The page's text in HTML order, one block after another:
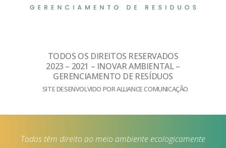
TODOS OS DIREITOS RESERVADOS
2023 – 2021 – INOVAR AMBIENTAL –
GERENCIAMENTO DE RESÍDUOS
SITE DESENVOLVIDO POR ALLIANCE COMUNICAÇÃO
Todos têm direito ao meio ambiente ecologicamente